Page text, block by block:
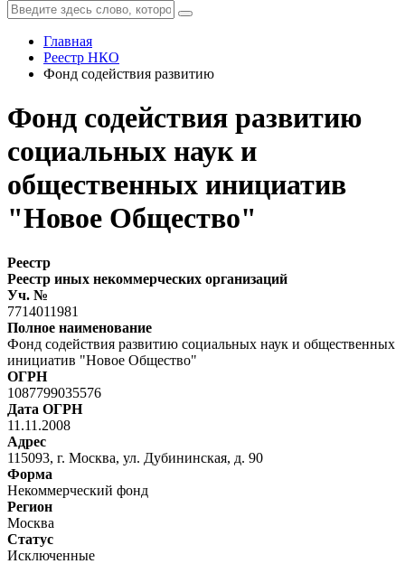
Главная
Реестр НКО
Фонд содействия развитию
Фонд содействия развитию
социальных наук и
общественных инициатив
"Новое Общество"
Реестр
Реестр иных некоммерческих организаций
Уч. №
7714011981
Полное наименование
Фонд содействия развитию социальных наук и общественных
инициатив "Новое Общество"
ОГРН
1087799035576
Дата ОГРН
11.11.2008
Адрес
115093, г. Москва, ул. Дубининская, д. 90
Форма
Некоммерческий фонд
Регион
Москва
Статус
Исключенные